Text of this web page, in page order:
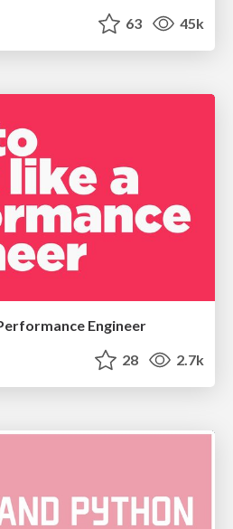
63 45k
Engineer
28 2.7k